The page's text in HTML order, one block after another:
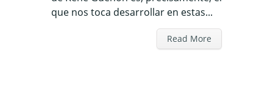
que nos toca desarrollar en estas...
Read More